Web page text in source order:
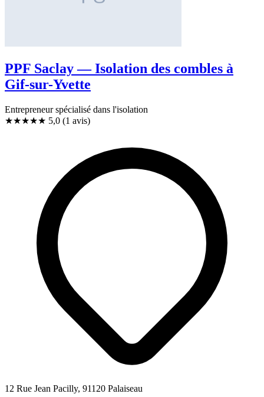
PPF Saclay — Isolation des combles à
Gif-sur-Yvette
Entrepreneur spécialisé dans l'isolation
★★★★★ 5,0 (1 avis)
12 Rue Jean Pacilly, 91120 Palaiseau